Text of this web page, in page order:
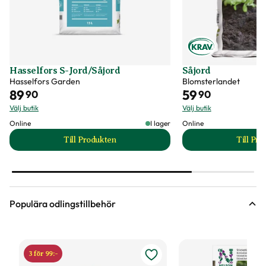
Hasselfors S-Jord/Såjord
Hasselfors Garden
8990
Välj butik
Online
I lager
Till Produkten
till Hasselfors S-Jord/Såjord produktsida
Såjord
Blomsterlandet
5990
Välj butik
Online
Till
Populära odlingstillbehör
3 för 99:-